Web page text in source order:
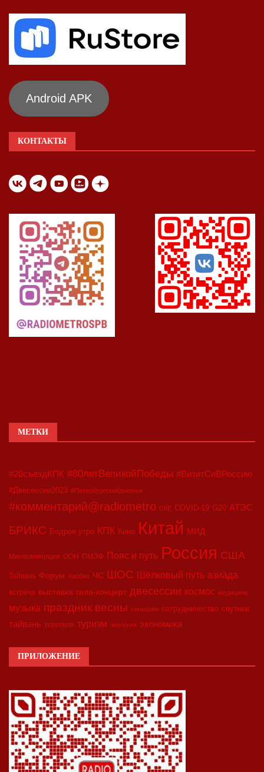
Android APK
КОНТАКТЫ
МЕТКИ
#20съездКПК #80летВеликойПобеды #ВизитСиВРоссию
#Двесессии2023 #Петербургскийдневник
#комментарий@radiometro CIIE COVID-19 G20 АТЭС
БРИКС Бодрое утро КПК Кино Китай МИД
Минкоммерции ООН ПМЭФ Пояс и путь Россия США
Тайвань Форум Харбин ЧС ШОС Шёлковый путь азиада
встреча выставка гала-концерт двесессии космос медицина
музыка праздник весны синьцзян сотрудничество спутник
тайвань торговля туризм экология экономика
ПРИЛОЖЕНИЕ